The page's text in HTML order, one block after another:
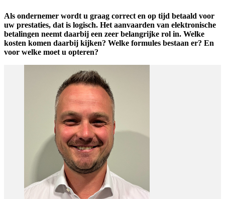
Als ondernemer wordt u graag correct en op tijd betaald voor
uw prestaties, dat is logisch. Het aanvaarden van elektronische
betalingen neemt daarbij een zeer belangrijke rol in. Welke
kosten komen daarbij kijken? Welke formules bestaan er? En
voor welke moet u opteren?